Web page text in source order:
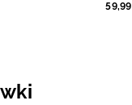
59,99